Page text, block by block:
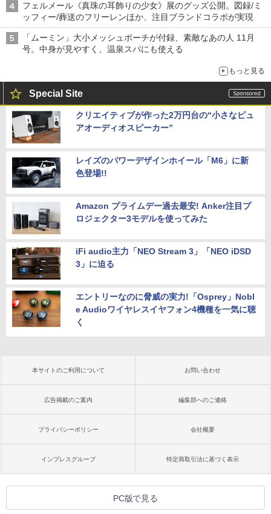
フェルメール《真珠の耳飾りの少女》展のグッズ公開。図録/ミ
ッフィー/葬送のフリーレンほか、注目ブランドコラボが実現
「ムーミン」大小メッシュポーチが付録、素敵なあの人 11月
号。中身が見やすく、温泉スパにも使える
もっと見る
Special Site
クリエイティブが作った2万円台の“小さなピュ
アオーディオスピーカー”
レイズのパワーデザインホイール「M6」に新
色登場!!
Amazon プライムデー過去最安! Anker注目プ
ロジェクター3モデルを使ってみた
iFi audio主力「NEO Stream 3」「NEO iDSD
3」に迫る
エントリーなのに脅威の実力!「Osprey」Nobl
e Audioワイヤレスイヤフォン4機種を一気に聴
く
本サイトのご利用について お問い合わせ
広告掲載のご案内 編集部へのご連絡
プライバシーポリシー 会社概要
インプレスグループ 特定商取引法に基づく表示
PC版で見る